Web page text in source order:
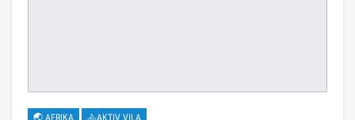
🌏 AFRIKA 🚴AKTIV VILA